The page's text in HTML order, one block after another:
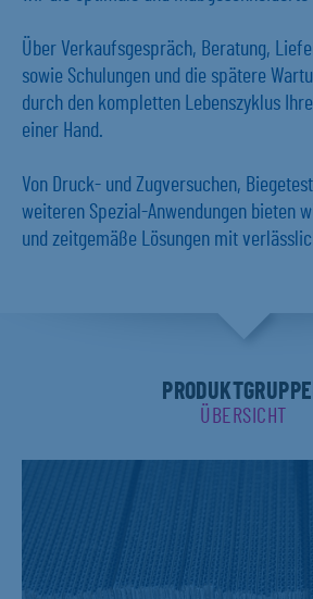
Über Verkaufsgespräch, Beratung,
sowie Schulungen und die spätere
durch den kompletten Lebenszyklus
einer Hand.
Von Druck- und Zugversuchen,
weiteren Spezial-Anwendungen bieten
und zeitgemäße Lösungen mit
ÜBERSICHT